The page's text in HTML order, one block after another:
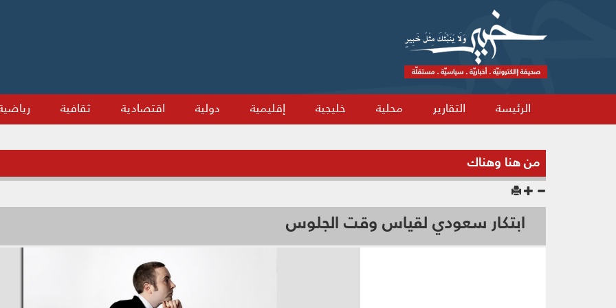
الرئيسة التقارير محلية خليجية إقليمية دولية اقتصادية ثقافية
من هنا وهناك
ابتكار سعودي لقياس وقت الجلوس